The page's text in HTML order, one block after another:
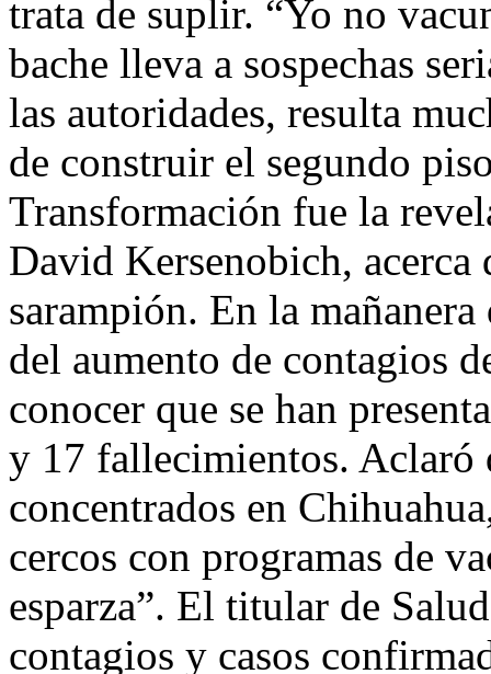
trata de suplir. “Yo no
bache lleva a sospechas
las autoridades, resulta
de construir el segundo
Transformación fue la
David Kersenobich, acerca
sarampión. En la
del aumento de contagios
conocer que se han
y 17 fallecimientos. Aclaró
concentrados en
cercos con programas de
esparza”. El titular de
contagios y casos